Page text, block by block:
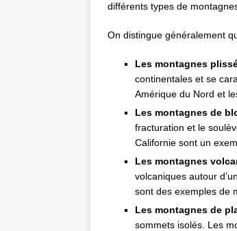
différents types de
On distingue généralement
Les montagnes
continentales et se
Amérique du Nord et
Les montagnes de
fracturation et le
Californie sont un
Les montagnes
volcaniques autour
sont des exemples de
Les montagnes de
sommets isolés. Les